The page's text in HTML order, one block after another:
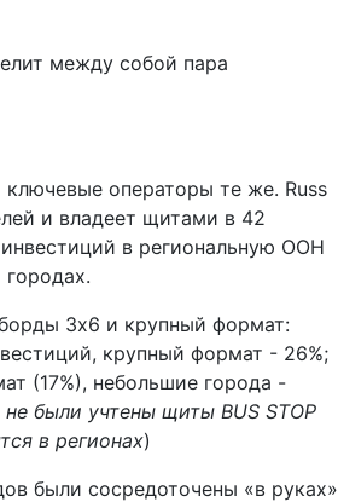
между собой пара
ключевые операторы те же. Russ
и владеет щитами в 42
в региональную OOH
3х6 и крупный формат:
крупный формат - 26%;
(17%), небольшие города -
были учтены щиты BUS STOP
в регионах)
были сосредоточены «в руках»